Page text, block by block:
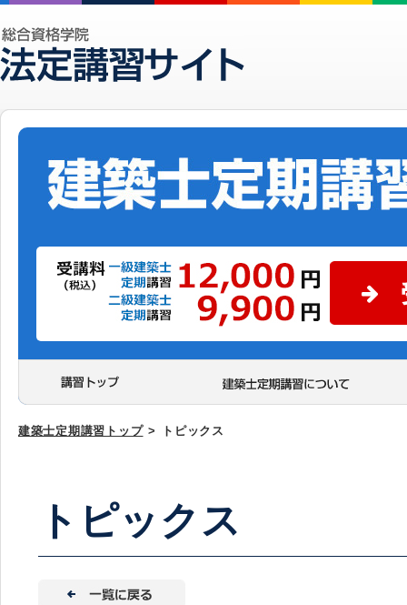
建築士定期講習トップ > トピックス
トピックス